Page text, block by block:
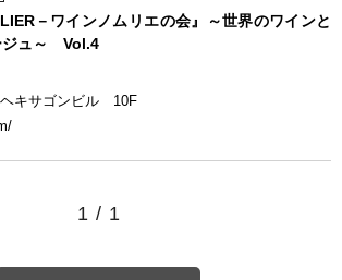
－ワインノムリエの会』～世界のワインと
ジュ～ Vol.4
ヘキサゴンビル 10F
1 / 1